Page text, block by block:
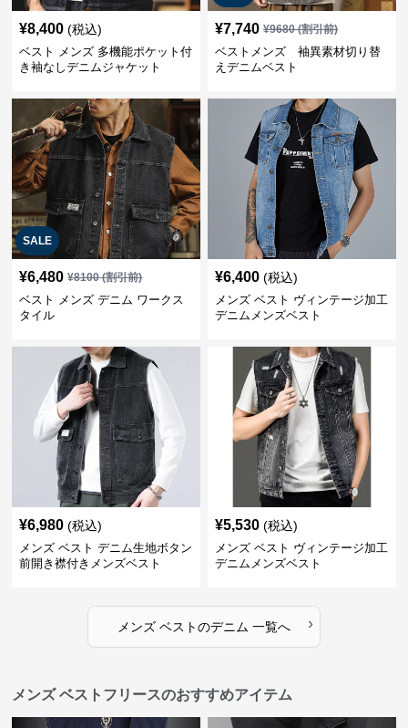
¥8,400 (税込)
ベスト メンズ 多機能ポケット付
き袖なしデニムジャケット
¥7,740 ¥9680(割引前)
ベストメンズ 袖異素材切り替
えデニムベスト
SALE
¥6,480 ¥8100(割引前)
ベスト メンズ デニム ワークス
タイル
¥6,400 (税込)
メンズ ベスト ヴィンテージ加工
デニムメンズベスト
¥6,980 (税込)
メンズ ベスト デニム生地ボタン
前開き襟付きメンズベスト
¥5,530 (税込)
メンズ ベスト ヴィンテージ加工
デニムメンズベスト
メンズ ベストのデニム 一覧へ ›
メンズ ベストフリースのおすすめアイテム